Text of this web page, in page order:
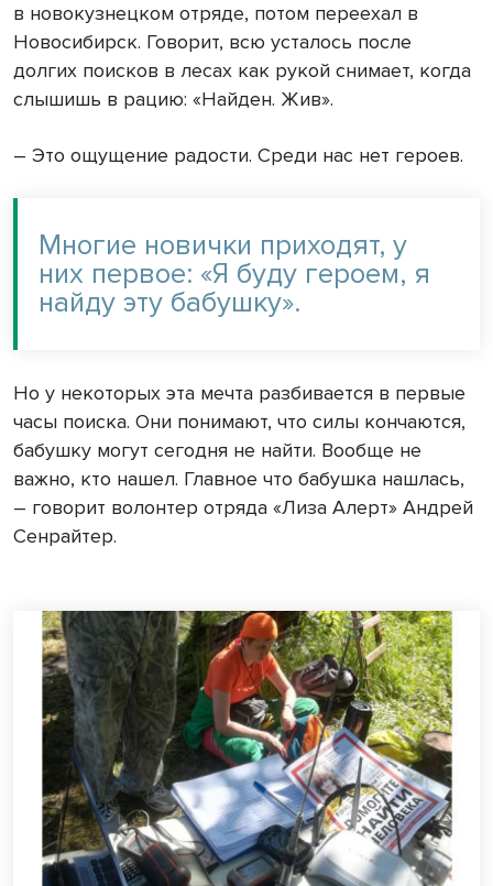
в новокузнецком отряде, потом переехал в
Новосибирск. Говорит, всю усталось после
долгих поисков в лесах как рукой снимает, когда
слышишь в рацию: «Найден. Жив».
– Это ощущение радости. Среди нас нет героев.
Многие новички приходят, у
них первое: «Я буду героем, я
найду эту бабушку».
Но у некоторых эта мечта разбивается в первые
часы поиска. Они понимают, что силы кончаются,
бабушку могут сегодня не найти. Вообще не
важно, кто нашел. Главное что бабушка нашлась,
– говорит волонтер отряда «Лиза Алерт» Андрей
Сенрайтер.